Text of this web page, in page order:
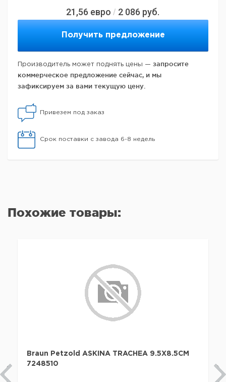
21,56 евро / 2 086 руб.
Получить предложение
Производитель может поднять цены — запросите
коммерческое предложение сейчас, и мы
зафиксируем за вами текущую цену.
Привезем под заказ
Срок поставки с завода 6-8 недель
Похожие товары:
Braun Petzold ASKINA TRACHEA 9.5X8.5CM
7248510